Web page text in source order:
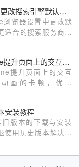
Chrome浏览器如何更改搜索引擎默认设置
览器设置中更改默
适合的搜索服务商，
使用Google Chrome提升页面上的交互动画效果
提升页面上的交互
画的卡顿，优化
安装教程
版本的下载与安装
使用历史版本解决兼